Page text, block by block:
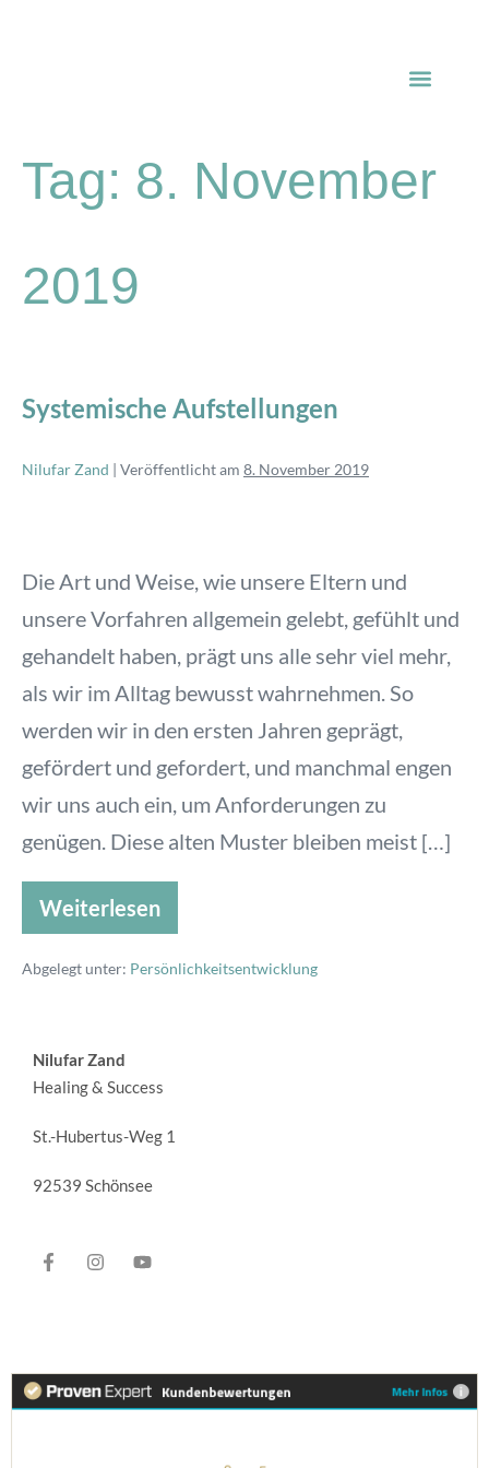
Tag: 8. November
2019
Systemische Aufstellungen
Nilufar Zand | Veröffentlicht am 8. November 2019
Die Art und Weise, wie unsere Eltern und
unsere Vorfahren allgemein gelebt, gefühlt und
gehandelt haben, prägt uns alle sehr viel mehr,
als wir im Alltag bewusst wahrnehmen. So
werden wir in den ersten Jahren geprägt,
gefördert und gefordert, und manchmal engen
wir uns auch ein, um Anforderungen zu
genügen. Diese alten Muster bleiben meist […]
Weiterlesen
Abgelegt unter: Persönlichkeitsentwicklung
Nilufar Zand
Healing & Success
St.-Hubertus-Weg 1
92539 Schönsee